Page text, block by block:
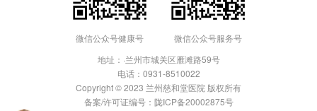
微信公众号健康号
微信公众号服务号
地址：·兰州市城关区雁滩路59号
电话： 0931-8510022
Copyright © 2023 兰州慈和堂医院 版权所有
备案/许可证编号： 陇ICP备20002875号